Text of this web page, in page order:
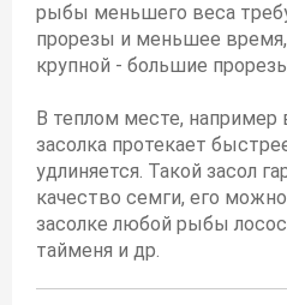
рыбы меньшего веса
прорезы и меньшее
крупной - большие
В теплом месте,
засолка протекает
удлиняется. Такой засол
качество семги, его
засолке любой рыбы
тайменя и др.